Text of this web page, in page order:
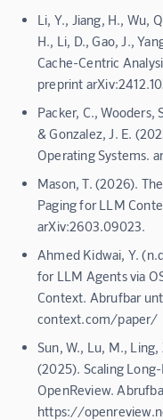
Li, Y., Jiang, H., Wu,
H., Li, D., Gao, J.,
Cache-Centric
preprint
Packer, C., Wooders,
& Gonzalez, J. E.
Operating Systems.
Mason, T. (2026).
Paging for LLM
arXiv:2603.09023.
Ahmed Kidwai, Y.
for LLM Agents via
Context. Abrufbar
context.com/paper/
Sun, W., Lu, M., Ling,
(2025). Scaling
OpenReview.
https://